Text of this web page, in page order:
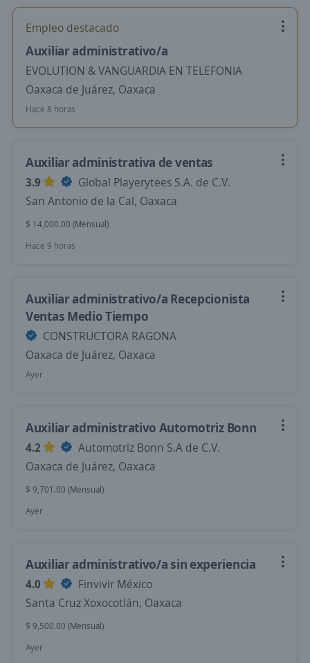
Empleo destacado
Auxiliar administrativo/a
EVOLUTION & VANGUARDIA EN TELEFONIA
Oaxaca de Juárez, Oaxaca
Hace 8 horas
Auxiliar administrativa de ventas
3.9
Global Playerytees S.A. de C.V.
San Antonio de la Cal, Oaxaca
$ 14,000.00 (Mensual)
Hace 9 horas
Auxiliar administrativo/a Recepcionista
Ventas Medio Tiempo
CONSTRUCTORA RAGONA
Oaxaca de Juárez, Oaxaca
Ayer
Auxiliar administrativo Automotriz Bonn
4.2
Automotriz Bonn S.A de C.V.
Oaxaca de Juárez, Oaxaca
$ 9,701.00 (Mensual)
Ayer
Auxiliar administrativo/a sin experiencia
4.0
Finvivir México
Santa Cruz Xoxocotlán, Oaxaca
$ 9,500.00 (Mensual)
Ayer